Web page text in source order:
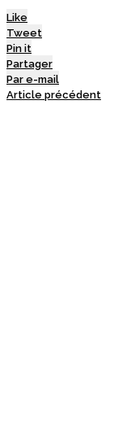
Like
Tweet
Pin it
Partager
Par e-mail
Article précédent